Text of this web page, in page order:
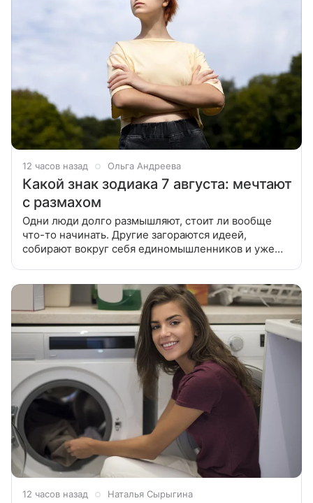
12 часов назад Ольга Андреева
Какой знак зодиака 7 августа: мечтают
с размахом
Одни люди долго размышляют, стоит ли вообще
что-то начинать. Другие загораются идеей,
собирают вокруг себя единомышленников и уже
12 часов назад Наталья Сырыгина